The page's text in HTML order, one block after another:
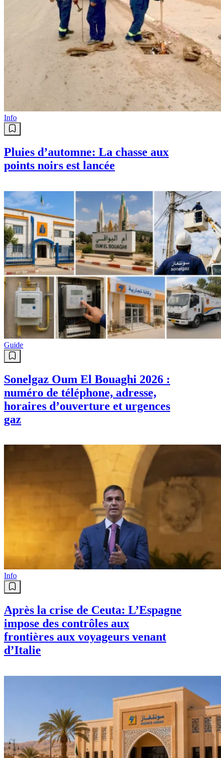
Info
Pluies d’automne: La chasse aux
points noirs est lancée
Guide
Sonelgaz Oum El Bouaghi 2026 :
numéro de téléphone, adresse,
horaires d’ouverture et urgences
gaz
Info
Après la crise de Ceuta: L’Espagne
impose des contrôles aux
frontières aux voyageurs venant
d’Italie